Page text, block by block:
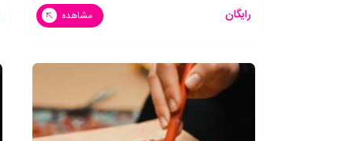
رایگان مشاهده